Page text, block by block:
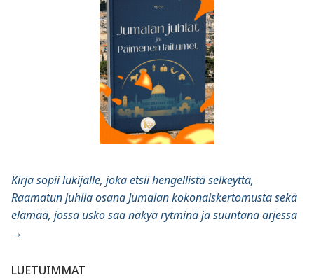
Kirja sopii lukijalle, joka etsii hengellistä selkeyttä,
Raamatun juhlia osana Jumalan kokonaiskertomusta sekä
elämää, jossa usko saa näkyä rytminä ja suuntana arjessa
→
LUETUIMMAT